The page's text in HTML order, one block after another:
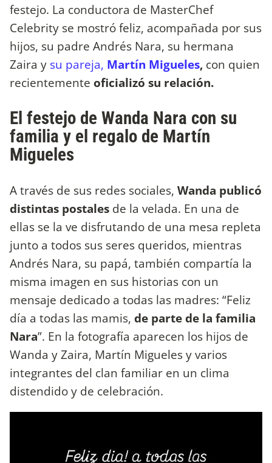
festejo. La conductora de MasterChef
Celebrity se mostró feliz, acompañada por sus
hijos, su padre Andrés Nara, su hermana
Zaira y su pareja, Martín Migueles, con quien
recientemente oficializó su relación.
El festejo de Wanda Nara con su
familia y el regalo de Martín
Migueles
A través de sus redes sociales, Wanda publicó
distintas postales de la velada. En una de
ellas se la ve disfrutando de una mesa repleta
junto a todos sus seres queridos, mientras
Andrés Nara, su papá, también compartía la
misma imagen en sus historias con un
mensaje dedicado a todas las madres: “Feliz
día a todas las mamis, de parte de la familia
Nara”. En la fotografía aparecen los hijos de
Wanda y Zaira, Martín Migueles y varios
integrantes del clan familiar en un clima
distendido y de celebración.